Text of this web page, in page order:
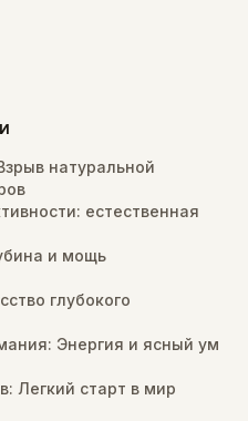
натуральной
естественная
и мощь
глубокого
Энергия и ясный ум
Легкий старт в мир